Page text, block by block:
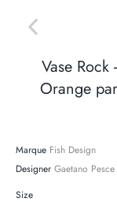
Vase
Orange
Marque Fish Design
Designer Gaetano Pesce
Size